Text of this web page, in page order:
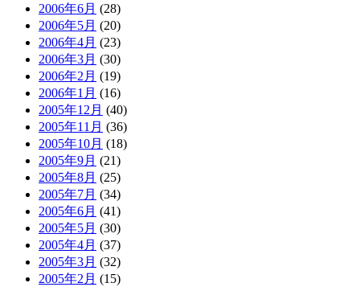
2006年6月 (28)
2006年5月 (20)
2006年4月 (23)
2006年3月 (30)
2006年2月 (19)
2006年1月 (16)
2005年12月 (40)
2005年11月 (36)
2005年10月 (18)
2005年9月 (21)
2005年8月 (25)
2005年7月 (34)
2005年6月 (41)
2005年5月 (30)
2005年4月 (37)
2005年3月 (32)
2005年2月 (15)